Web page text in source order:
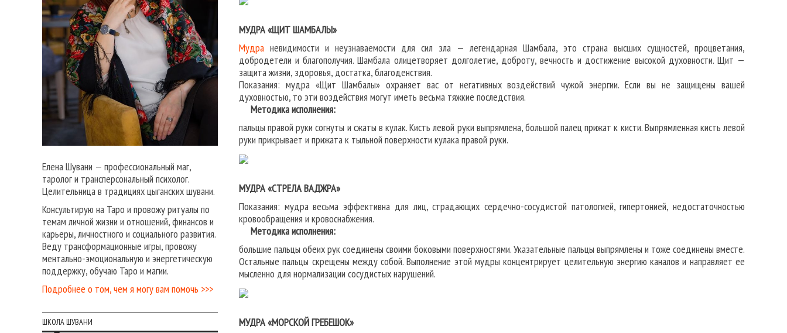
МУДРА «ЩИТ ШАМБАЛЫ»
Мудра невидимости и неузнаваемости для сил зла — легендарная Шамбала, это страна высших сущностей, процветания,
добродетели и благополучия. Шамбала олицетворяет долголетие, доброту, вечность и достижение высокой духовности. Щит —
защита жизни, здоровья, достатка, благоденствия.
Показания: мудра «Щит Шамбалы» охраняет вас от негативных воздействий чужой энергии. Если вы не защищены вашей
духовностью, то эти воздействия могут иметь весьма тяжкие последствия.
Методика исполнения:
пальцы правой руки согнуты и сжаты в кулак. Кисть левой руки выпрямлена, большой палец прижат к кисти. Выпрямленная кисть левой
руки прикрывает и прижата к тыльной поверхности кулака правой руки.
МУДРА «СТРЕЛА ВАДЖРА»
Показания: мудра весьма эффективна для лиц, страдающих сердечно-сосудистой патологией, гипертонией, недостаточностью
кровообращения и кровоснабжения.
Методика исполнения:
большие пальцы обеих рук соединены своими боковыми поверхностями. Указательные пальцы выпрямлены и тоже соединены вместе.
Остальные пальцы скрещены между собой. Выполнение этой мудры концентрирует целительную энергию каналов и направляет ее
мысленно для нормализации сосудистых нарушений.
МУДРА «МОРСКОЙ ГРЕБЕШОК»
Елена Шувани — профессиональный маг,
таролог и трансперсональный психолог.
Целительница в традициях цыганских шувани.
Консультирую на Таро и провожу ритуалы по
темам личной жизни и отношений, финансов и
карьеры, личностного и социального развития.
Веду трансформационные игры, провожу
ментально-эмоциональную и энергетическую
поддержку, обучаю Таро и магии.
Подробнее о том, чем я могу вам помочь >>>
ШКОЛА ШУВАНИ